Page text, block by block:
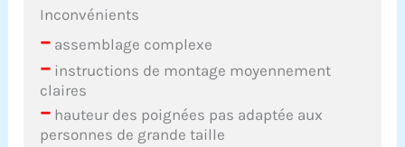
Inconvénients
– assemblage complexe
– instructions de montage moyennement
claires
– hauteur des poignées pas adaptée aux
personnes de grande taille